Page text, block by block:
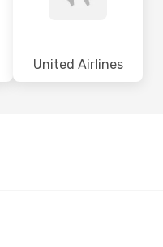
United Airlines